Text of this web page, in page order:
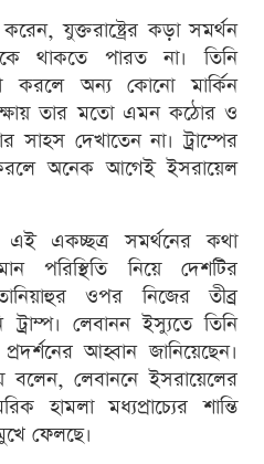
যুক্তরাষ্ট্রের কড়া সমর্থন
থাকতে পারত না। তিনি
করলে অন্য কোনো মার্কিন
তার মতো এমন কঠোর ও
সাহস দেখাতেন না। ট্রাম্পের
অনেক আগেই ইসরায়েল
এই একচ্ছত্র সমর্থনের কথা
পরিস্থিতি নিয়ে দেশটির
ওপর নিজের তীব্র
লেবানন ইস্যুতে তিনি
আহ্বান জানিয়েছেন।
বলেন, লেবাননে ইসরায়েলের
মধ্যপ্রাচ্যের শান্তি
ফেলছে।